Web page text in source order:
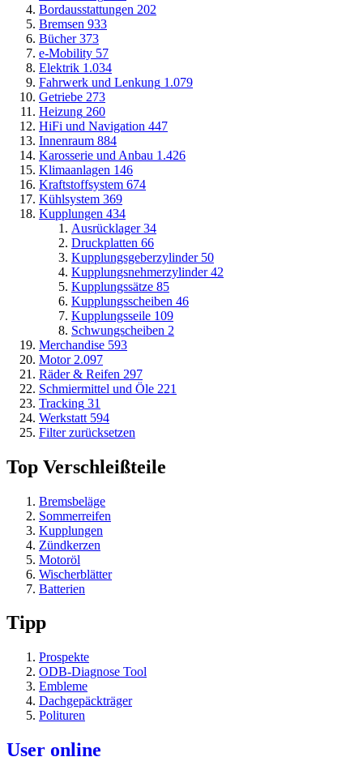
Bordausstattungen 202
Bremsen 933
Bücher 373
e-Mobility 57
Elektrik 1.034
Fahrwerk und Lenkung 1.079
Getriebe 273
Heizung 260
HiFi und Navigation 447
Innenraum 884
Karosserie und Anbau 1.426
Klimaanlagen 146
Kraftstoffsystem 674
Kühlsystem 369
Kupplungen 434
Ausrücklager 34
Druckplatten 66
Kupplungsgeberzylinder 50
Kupplungsnehmerzylinder 42
Kupplungssätze 85
Kupplungsscheiben 46
Kupplungsseile 109
Schwungscheiben 2
Merchandise 593
Motor 2.097
Räder & Reifen 297
Schmiermittel und Öle 221
Tracking 31
Werkstatt 594
Filter zurücksetzen
Top Verschleißteile
Bremsbeläge
Sommerreifen
Kupplungen
Zündkerzen
Motoröl
Wischerblätter
Batterien
Tipp
Prospekte
ODB-Diagnose Tool
Embleme
Dachgepäckträger
Polituren
User online